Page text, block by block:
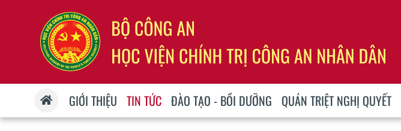
GIỚI THIỆU TIN TỨC ĐÀO TẠO - BỒI DƯỠNG QUÁN TRIỆT NGHỊ QUYẾT